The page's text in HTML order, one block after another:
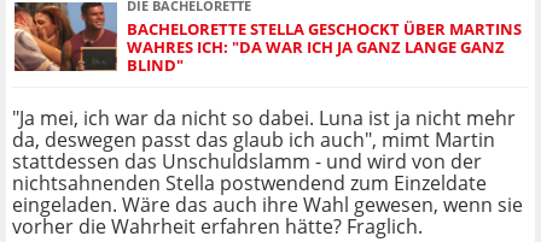
DIE BACHELORETTE
BACHELORETTE STELLA GESCHOCKT ÜBER MARTINS
WAHRES ICH: "DA WAR ICH JA GANZ LANGE GANZ
BLIND"
"Ja mei, ich war da nicht so dabei. Luna ist ja nicht mehr
da, deswegen passt das glaub ich auch", mimt Martin
stattdessen das Unschuldslamm - und wird von der
nichtsahnenden Stella postwendend zum Einzeldate
eingeladen. Wäre das auch ihre Wahl gewesen, wenn sie
vorher die Wahrheit erfahren hätte? Fraglich.